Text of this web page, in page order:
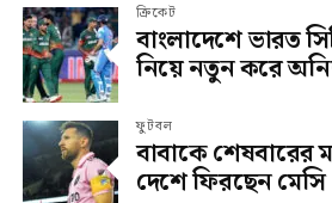
ক্রিকেট
বাংলাদেশে ভারত
নিয়ে নতুন করে
ফুটবল
বাবাকে শেষবারের
দেশে ফিরছেন মেসি